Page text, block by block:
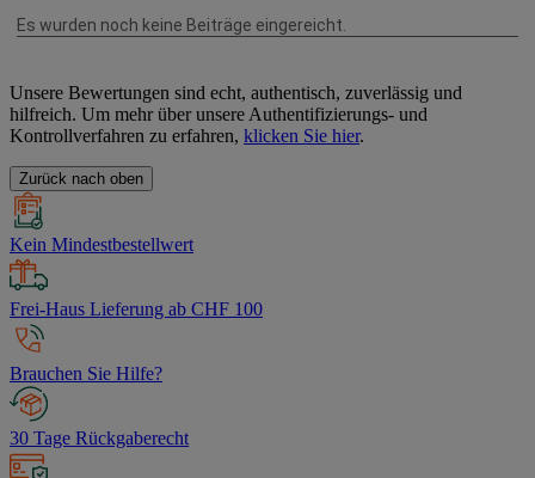
Unsere Bewertungen sind echt, authentisch, zuverlässig und
hilfreich. Um mehr über unsere Authentifizierungs- und
Kontrollverfahren zu erfahren, klicken Sie hier.
Zurück nach oben
Kein Mindestbestellwert
Frei-Haus Lieferung ab CHF 100
Brauchen Sie Hilfe?
30 Tage Rückgaberecht